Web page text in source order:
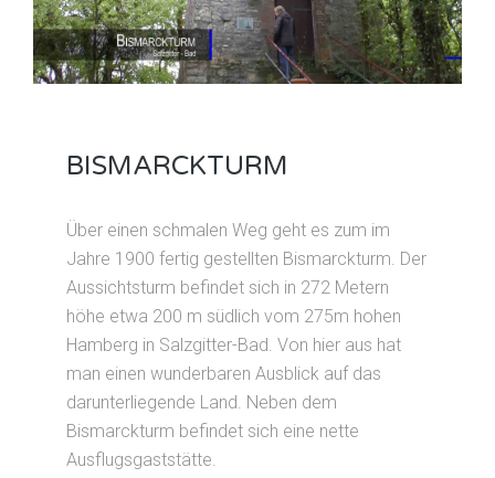
BISMARCKTURM
Über einen schmalen Weg geht es zum im
Jahre 1900 fertig gestellten Bismarckturm. Der
Aussichtsturm befindet sich in 272 Metern
höhe etwa 200 m südlich vom 275m hohen
Hamberg in Salzgitter-Bad. Von hier aus hat
man einen wunderbaren Ausblick auf das
darunterliegende Land. Neben dem
Bismarckturm befindet sich eine nette
Ausflugsgaststätte.